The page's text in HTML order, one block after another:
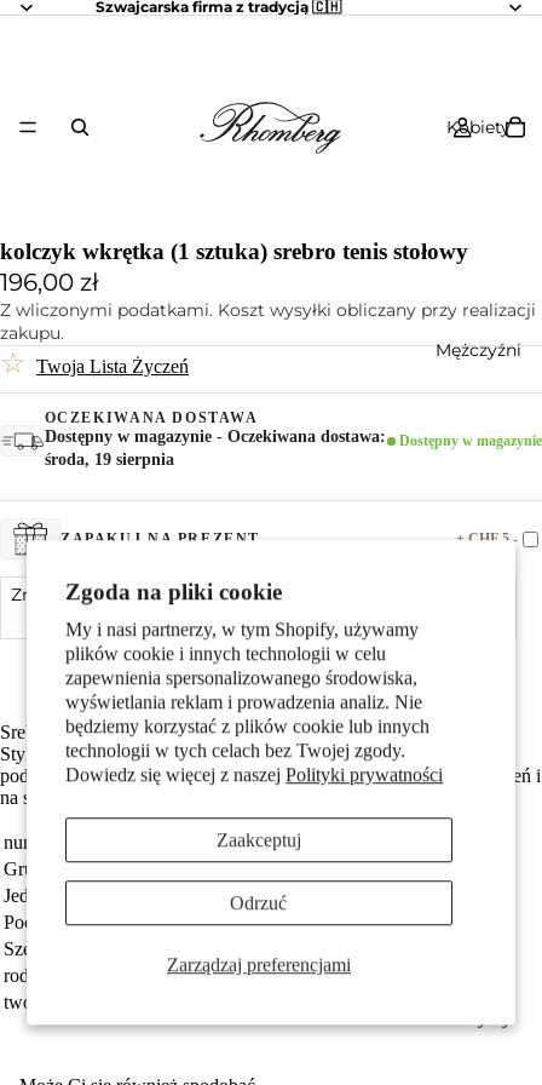
Zgoda na pliki cookie
My i nasi partnerzy, w tym Shopify, używamy
plików cookie i innych technologii w celu
zapewnienia spersonalizowanego środowiska,
wyświetlania reklam i prowadzenia analiz. Nie
będziemy korzystać z plików cookie lub innych
technologii w tych celach bez Twojej zgody.
Dowiedz się więcej z naszejPolityki prywatności
Zarządzaj preferencjami
Zaakceptuj
Odrzuć
Szwajcarska firma z tradycją 🇨🇭
Kobiety
Mężczyźni
kolczyk wkrętka (1 sztuka) srebro tenis stołowy
196,00 zł
Z wliczonymi podatkami. Koszt wysyłki obliczany przy realizacji
zakupu.
☆ Twoja Lista Życzeń
OCZEKIWANA DOSTAWA
Dostępny w magazynie - Oczekiwana dostawa:
środa, 19 sierpnia
Dostępny w magazynie
ZAPAKUJ NA PREZENT + CHF 5.-
Zmniejsz ilość
Made in Germany
Srebro próby 925 z próbą 925
Srebrny męski kolczyk w kształcie rakietki do tenisa stołowego.
Stylowy i oryginalny dodatek dla pasjonatów ping-ponga, który
podkreśli sportowy charakter i indywidualny styl. Idealny na co dzień i
na sportowe okazje. W zestawie 1 sztuka.
numer zamówienia
508462
Grupa docelowa
Mężczyźni
Jednostka
sztuka
Pochodzenie
Made in Germany
Szerokość
rodzaj biżuterii
kolczyk wkrętka (1 sztuka)
tworzywo